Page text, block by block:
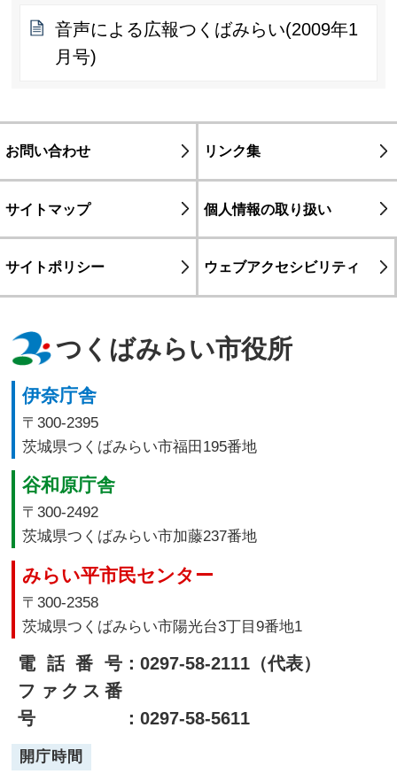
音声による広報つくばみらい(2009年1
月号)
お問い合わせ リンク集
サイトマップ 個人情報の取り扱い
サイトポリシー ウェブアクセシビリティ
つくばみらい市役所
伊奈庁舎
〒300-2395
茨城県つくばみらい市福田195番地
谷和原庁舎
〒300-2492
茨城県つくばみらい市加藤237番地
みらい平市民センター
〒300-2358
茨城県つくばみらい市陽光台3丁目9番地1
電話番号：0297-58-2111（代表）
ファクス番
号
：0297-58-5611
開庁時間